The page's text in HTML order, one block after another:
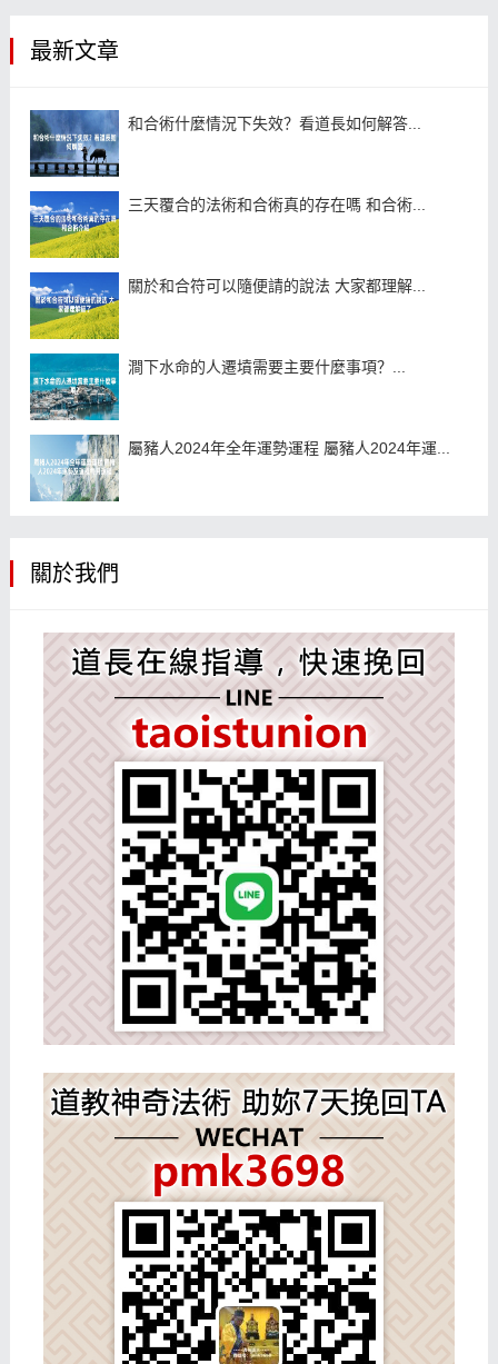
最新文章
和合術什麼情況下失效？看道長如何解答...
三天覆合的法術和合術真的存在嗎 和合術...
關於和合符可以隨便請的說法 大家都理解...
澗下水命的人遷墳需要主要什麼事項？...
屬豬人2024年全年運勢運程 屬豬人2024年運...
關於我們